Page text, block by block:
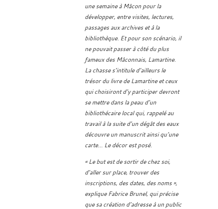
une semaine à Mâcon pour la
développer, entre visites, lectures,
passages aux archives et à la
bibliothèque. Et pour son scénario, il
ne pouvait passer à côté du plus
fameux des Mâconnais, Lamartine.
La chasse s’intitule d’ailleurs le
trésor du livre de Lamartine et ceux
qui choisiront d’y participer devront
se mettre dans la peau d’un
bibliothécaire local qui, rappelé au
travail à la suite d’un dégât des eaux
découvre un manuscrit ainsi qu’une
carte… Le décor est posé.
« Le but est de sortir de chez soi,
d’aller sur place, trouver des
inscriptions, des dates, des noms »,
explique Fabrice Brunel, qui précise
que sa création d’adresse à un public